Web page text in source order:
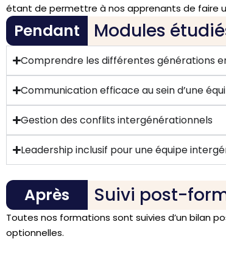
étant de permettre à nos apprenants de faire
Pendant Modules
Comprendre les différentes générations
Communication efficace au sein d’une
Gestion des conflits intergénérationnels
Leadership inclusif pour une équipe
Après Suivi post-
Toutes nos formations sont suivies d’un bilan
optionnelles.